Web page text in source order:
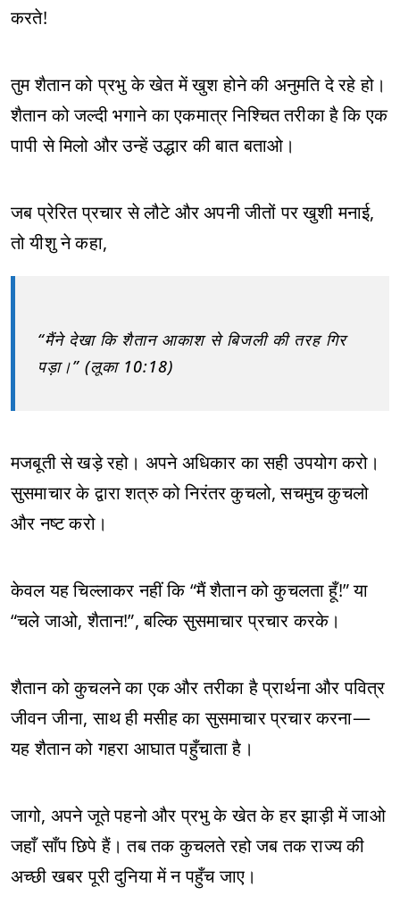
करते!
तुम शैतान को प्रभु के खेत में खुश होने की अनुमति दे रहे हो।
शैतान को जल्दी भगाने का एकमात्र निश्चित तरीका है कि एक
पापी से मिलो और उन्हें उद्धार की बात बताओ।
जब प्रेरित प्रचार से लौटे और अपनी जीतों पर खुशी मनाई,
तो यीशु ने कहा,
“मैंने देखा कि शैतान आकाश से बिजली की तरह गिर
पड़ा।” (लूका 10:18)
मजबूती से खड़े रहो। अपने अधिकार का सही उपयोग करो।
सुसमाचार के द्वारा शत्रु को निरंतर कुचलो, सचमुच कुचलो
और नष्ट करो।
केवल यह चिल्लाकर नहीं कि “मैं शैतान को कुचलता हूँ!” या
“चले जाओ, शैतान!”, बल्कि सुसमाचार प्रचार करके।
शैतान को कुचलने का एक और तरीका है प्रार्थना और पवित्र
जीवन जीना, साथ ही मसीह का सुसमाचार प्रचार करना—
यह शैतान को गहरा आघात पहुँचाता है।
जागो, अपने जूते पहनो और प्रभु के खेत के हर झाड़ी में जाओ
जहाँ साँप छिपे हैं। तब तक कुचलते रहो जब तक राज्य की
अच्छी खबर पूरी दुनिया में न पहुँच जाए।